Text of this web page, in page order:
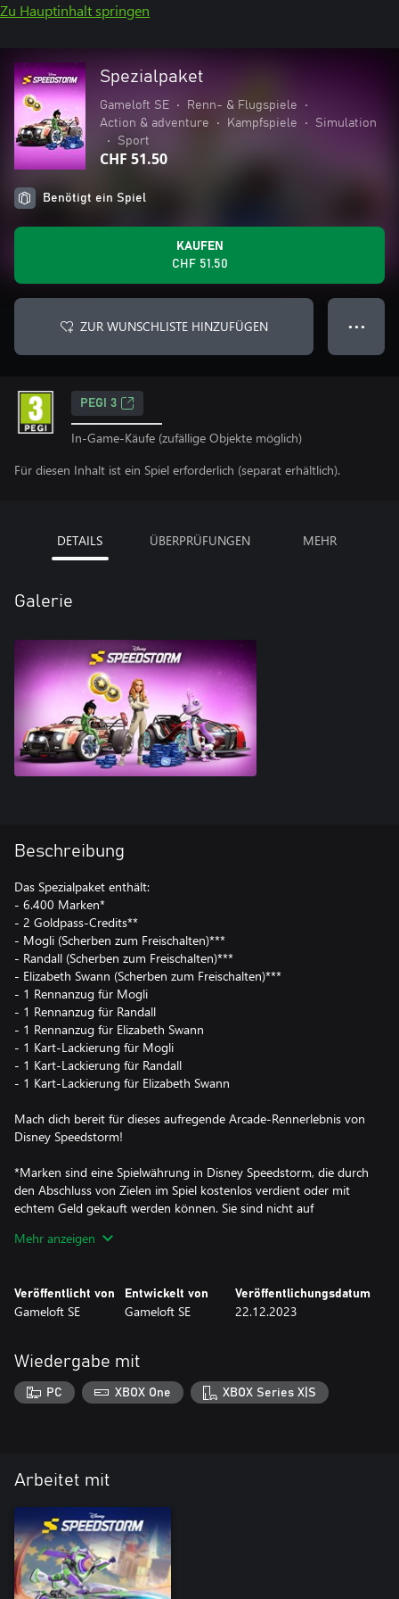
Zu Hauptinhalt springen
Spezialpaket
Gameloft SE • Renn- & Flugspiele
•
Action & adventure
• Kampfspiele •
Simulation
•
Sport
CHF 51.50
Benötigt ein Spiel
KAUFEN
CHF 51.50
ZUR WUNSCHLISTE HINZUFÜGEN ● ● ●
PEGI 3
In-Game-Käufe (zufällige Objekte möglich)
Für diesen Inhalt ist ein Spiel erforderlich (separat erhältlich).
DETAILS ÜBERPRÜFUNGEN MEHR
Galerie
Beschreibung
Das Spezialpaket enthält:
- 6.400 Marken*
- 2 Goldpass-Credits**
- Mogli (Scherben zum Freischalten)***
- Randall (Scherben zum Freischalten)***
- Elizabeth Swann (Scherben zum Freischalten)***
- 1 Rennanzug für Mogli
- 1 Rennanzug für Randall
- 1 Rennanzug für Elizabeth Swann
- 1 Kart-Lackierung für Mogli
- 1 Kart-Lackierung für Randall
- 1 Kart-Lackierung für Elizabeth Swann
Mach dich bereit für dieses aufregende Arcade-Rennerlebnis von
Disney Speedstorm!
*Marken sind eine Spielwährung in Disney Speedstorm, die durch
den Abschluss von Zielen im Spiel kostenlos verdient oder mit
echtem Geld gekauft werden können. Sie sind nicht auf
werden. Sie können auch verwendet werden, um im Shop
**Goldpass-Credits gewähren Zugang zu Premium-Stufen mit
saisonalen Belohnungen wie Lackierungen, Anzügen, Währungen,
***Spieler können sofort die folgenden Fahrer freischalten: Mogli,
Randall, Elizabeth Swann.
Mehr anzeigen
Veröffentlicht von
Gameloft SE
Entwickelt von
Gameloft SE
Veröffentlichungsdatum
22.12.2023
Wiedergabe mit
PC XBOX One XBOX Series X|S
Arbeitet mit